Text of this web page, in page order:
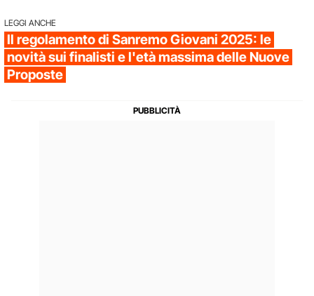
LEGGI ANCHE
Il regolamento di Sanremo Giovani 2025: le
novità sui finalisti e l'età massima delle Nuove
Proposte